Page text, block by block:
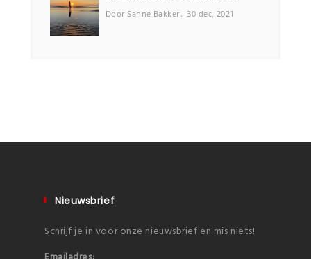
Door Sanne Bakker 30 dec, 2021
Nieuwsbrief
Schrijf je in voor onze nieuwsbrief en mis niets!